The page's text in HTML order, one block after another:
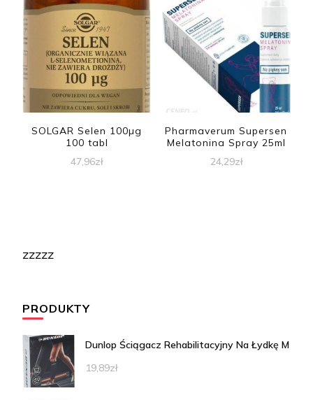
SOLGAR Selen 100µg
100 tabl
47,96zł
Pharmaverum Supersen
Melatonina Spray 25ml
24,29zł
zzzzz
PRODUKTY
Dunlop Ściągacz Rehabilitacyjny Na Łydkę M
19,89zł